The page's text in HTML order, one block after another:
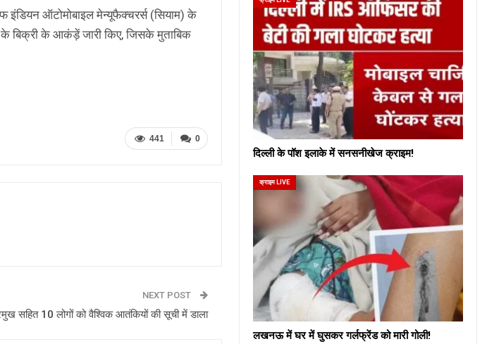
इंडियन ऑटोमोबाइल मेन्यूफैक्चरर्स (सियाम) के
के बिक्री के आकंड़ें जारी किए, जिसके मुताबिक
0
441
NEXT POST
सहित 10 लोगों को वैश्विक आतंकियों की सूची में डाला
दिल्ली के पॉश इलाके में सनसनीखेज क्राइम!
क्राइम LIVE
लखनऊ में घर में घुसकर गर्लफ्रेंड को मारी गोली!